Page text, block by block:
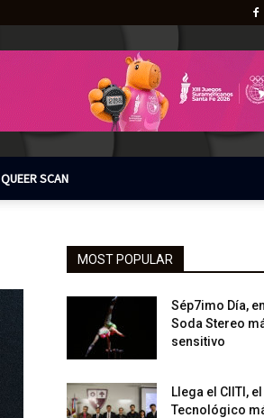
QUEER SCAN
MOST POPULAR
Sép7imo Día,
Soda Stereo
sensitivo
Llega el CIITI,
Tecnológico